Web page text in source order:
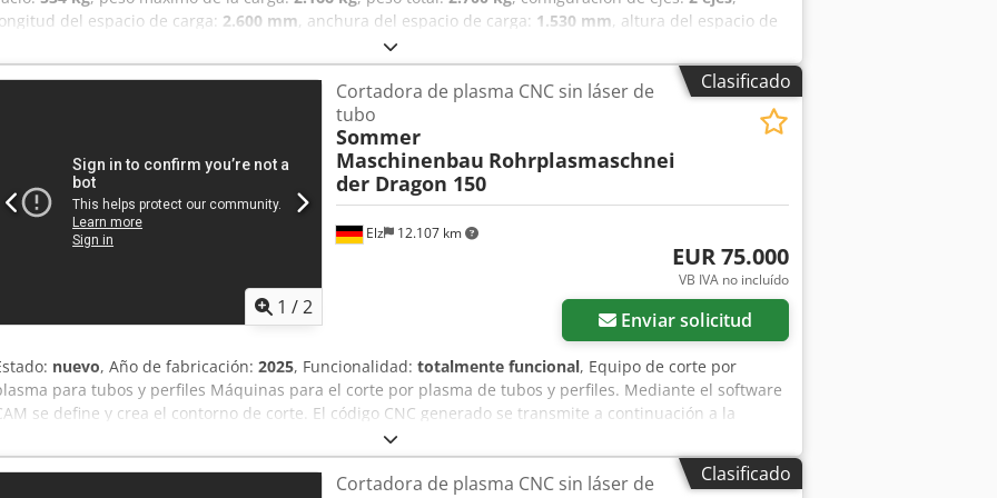
del espacio de carga: 2.600 mm, anchura del espacio de carga: 1.530 mm, altura del espacio de
, Año de fabricación:
1530 x 2600 mm Dimensiones exteriores: aproximadamente 2130 x 4600 mm x 1650
mm Peso máximo autorizado: 2700 kg Carga útil: aproximadamente 2166 kg (la carga útil varía según el
equipamiento adicional) Fabricante: Temared Características especiales - Remolque para maquinaria de
construcción "Builder" - Chasis de acero (soldado) - Laterales de acero de 250 mm - Laterales accesibles -
Soporte para cucharilla de excavadora - Rampa de acceso con soporte para la rampa - 6 ojales de sujeción
en la plataforma de carga - Documentación del vehículo incluida Equipamiento adicional - Suelo: suelo de
madera - Cuñas + soporte Chasis - Eje con suspensión de goma | Enganche en V con acoplamiento de
bola | Rueda de apoyo automática para cargas pesadas Sistema eléctrico - 12 voltios | Enchufe de 13
polos | Luz antiniebla | Luces de delimitación Si desea comprar este remolque o tiene más preguntas
sobre remolques, utilice nuestro número interno para remolques de maquinaria de construcción: "N.º
18202501". Dcjdpei R Hwuofx Akpek
Clasificado
1 /2
Elz 12.107 km
Cortadora de plasma CNC sin láser de
tubo
Sommer
Maschinenbau Rohrplasmaschnei
der Dragon 150
EUR 75.000
VB IVA no incluído
Enviar solicitud
nuevo, Año de fabricación: 2025, Funcionalidad: totalmente funcional, Equipo de corte por
para tubos y perfiles Máquinas para el corte por plasma de tubos y perfiles. Mediante el software
se define y crea el contorno de corte. El código CNC generado se transmite a continuación a la
máquina a través de USB o red. El programa se puede iniciar fácilmente a través de la pantalla táctil de
Tras la inserción manual de la pieza de trabajo, se inicia el proceso de corte automático. - Longitud
del tubo: máx. 6000 mm - Para tubos redondos con un diámetro exterior máximo de 150 mm - Para tubos
Clasificado
Cortadora de plasma CNC sin láser de